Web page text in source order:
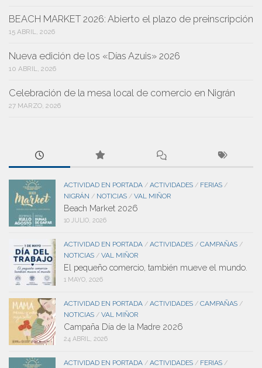
BEACH MARKET 2026: Abierto el plazo de preinscripción
15 ABRIL, 2026
Nueva edición de los «Días Azuis» 2026
10 ABRIL, 2026
Celebración de la mesa local de comercio en Nigrán
27 MARZO, 2026
ACTIVIDAD EN PORTADA / ACTIVIDADES / FERIAS /
NIGRÁN / NOTICIAS / VAL MIÑOR
Beach Market 2026
10 JULIO, 2026
ACTIVIDAD EN PORTADA / ACTIVIDADES / CAMPAÑAS /
NOTICIAS / VAL MIÑOR
El pequeño comercio, también mueve el mundo.
1 MAYO, 2026
ACTIVIDAD EN PORTADA / ACTIVIDADES / CAMPAÑAS /
NOTICIAS / VAL MIÑOR
Campaña Día de la Madre 2026
24 ABRIL, 2026
ACTIVIDAD EN PORTADA / ACTIVIDADES / FERIAS /